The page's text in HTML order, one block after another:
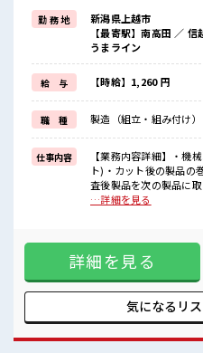
制服があるので、
毎日の服装の悩み解消♪
≪未経験OKの仕事≫
新しいことにチャレンジするのは
しっかり働く環境が整っています
イチからスキルUP・ステップUP
≪様々なお仕事をご提案≫
一人で悩まず気軽に相談できる、
派遣のお仕事です！
■職場の雰囲気
休憩室で楽しくおしゃべり！
ストレス解消☆
職場にはロッカー完備！
勤 務 地
新潟県上越市
【最寄駅】南高田 ／
うまライン
給 与 【時給】1,260 円
職 種 製造（組立・組み付け）
仕事内容
【業務内容詳細】・機
ト)・カット後の製品の
査後製品を次の製品に
情報】フィルム状の電子部品 ■お仕事PR ≪プライベ
日の服装の悩み解消♪
ャレンジするのは不安
ます！ イチからスキル
う！ ≪様々なお仕事を
る、 派遣のお仕事です！ ■職場の雰囲気 休憩室で楽しく
ゃべり！ ストレス解消
…詳細を見る
詳細を見る
気になるリ